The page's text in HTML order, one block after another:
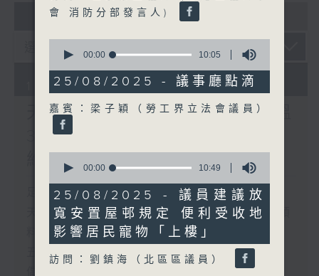
07 - 08 2026
10/08/2026
天文台昨錄破紀錄的最高氣溫
36.9度 預料未來一兩日天氣
維持極端酷熱
足本 Full (HKT 17:04 - 18:00)
天文台昨錄破紀錄的最高氣溫36.9度 預
料未來一兩日天氣維持極端酷熱
五年規劃及施政報告地區諮詢會 有市民
會 消防分部發言人)
seconds
10
minutes,
5
seconds
00:00 10:05
25/08/2025 - 議事廳點滴
嘉賓：梁子穎（勞工界立法會議員）
seconds
10
minutes,
49
seconds
00:00 10:49
25/08/2025 - 議員建議放
寬安置屋邨規定 便利受收地
影響居民寵物「上樓」
訪問：劉鎮海（北區區議員）